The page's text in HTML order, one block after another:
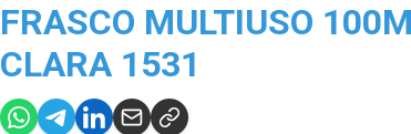
FRASCO MULTIUSO
CLARA 1531